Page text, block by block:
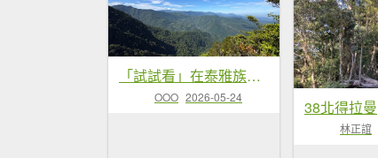
「試試看」在泰雅族語中發音為 Ptlaman
OOO 2026-05-24
38北得拉曼
林正誼